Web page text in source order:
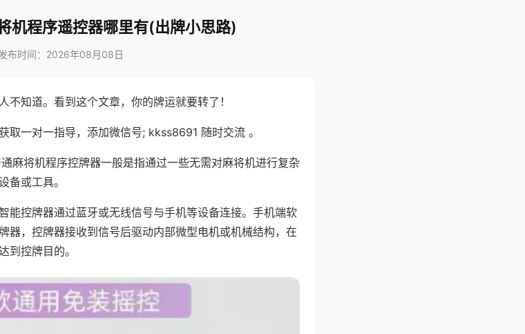
机程序遥控器哪里有(出牌小思路)
布时间：2026年08月08日
不知道。看到这个文章，你的牌运就要转了！
取一对一指导，添加微信号; kkss8691 随时交流 。
麻将机程序控牌器一般是指通过一些无需对麻将机进行复杂
备或工具。
能控牌器通过蓝牙或无线信号与手机等设备连接。手机端软
器，控牌器接收到信号后驱动内部微型电机或机械结构，在
到控牌目的。